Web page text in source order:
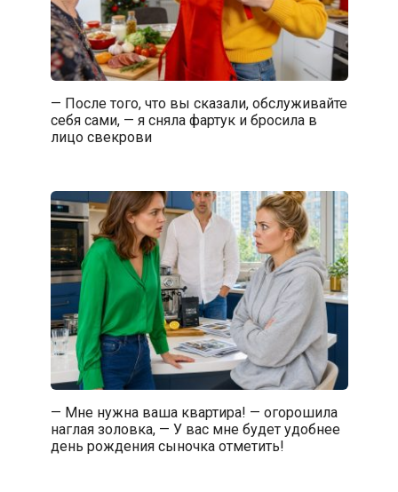
— После того, что вы сказали, обслуживайте
себя сами, — я сняла фартук и бросила в
лицо свекрови
— Мне нужна ваша квартира! — огорошила
наглая золовка, — У вас мне будет удобнее
день рождения сыночка отметить!